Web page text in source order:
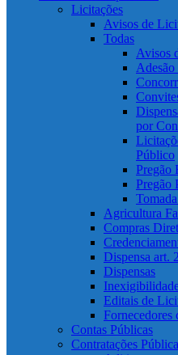
Licitações
Avisos de
Todas
Avisos
Adesão
por
Público
Pregão
Pregão
Agricultura
Compras
Dispensa art.
Dispensas
Editais de
Fornecedores
Contas Públicas
Contratações